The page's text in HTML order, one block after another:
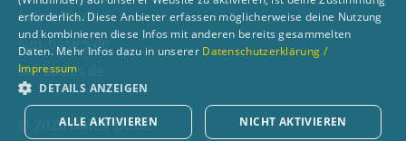
foilsurfen.de
sup-basics.de
ski-basics.de
© 2026 DAILY DOSE
erforderlich. Diese Anbieter erfassen möglicherweise deine Nutzung
und kombinieren diese Infos mit anderen bereits gesammelten
Daten. Mehr Infos dazu in unserer Datenschutzerklärung /
Impressum
DETAILS ANZEIGEN
ALLE AKTIVIEREN NICHT AKTIVIEREN